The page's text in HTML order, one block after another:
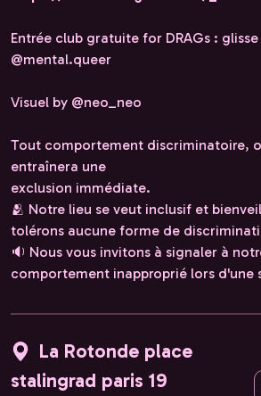
Entrée club gratuite for DRAGs :
@mental.queer
Visuel by @neo_neo
Tout comportement discriminatoire,
entraînera une
exclusion immédiate.
🫂 Notre lieu se veut inclusif et
tolérons aucune forme de
🔉 Nous vous invitons à signaler à
comportement inapproprié lors d'une
La Rotonde place
stalingrad paris 19